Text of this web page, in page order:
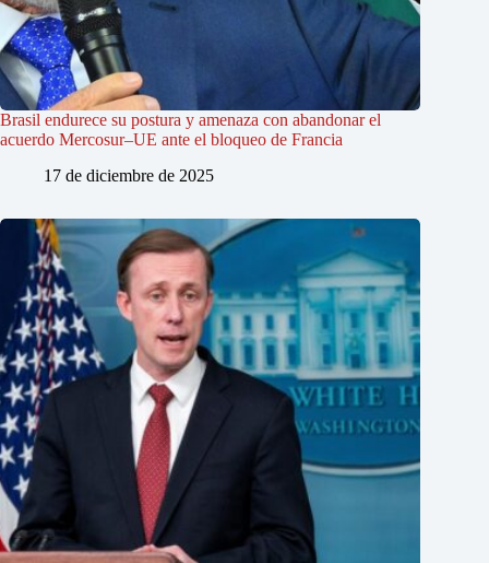
Brasil endurece su postura y amenaza con abandonar el
acuerdo Mercosur–UE ante el bloqueo de Francia
17 de diciembre de 2025